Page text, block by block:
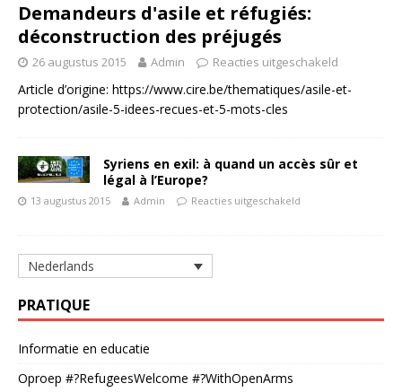
Demandeurs d'asile et réfugiés:
déconstruction des préjugés
26 augustus 2015 Admin Reacties uitgeschakeld
Article d’origine: https://www.cire.be/thematiques/asile-et-
protection/asile-5-idees-recues-et-5-mots-cles
Syriens en exil: à quand un accès sûr et
légal à l’Europe?
13 augustus 2015 Admin Reacties uitgeschakeld
Nederlands
PRATIQUE
Informatie en educatie
Oproep #?RefugeesWelcome #?WithOpenArms